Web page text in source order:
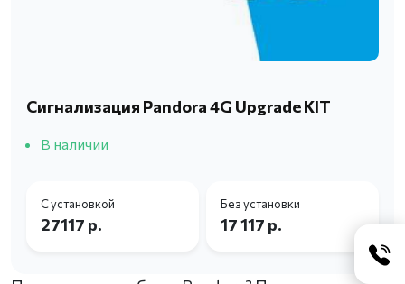
Сигнализация Pandora 4G Upgrade KIT
В наличии
С установкой
27117 р.
Без установки
17 117 р.